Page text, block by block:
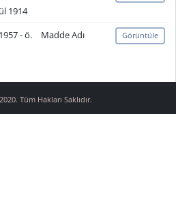
1914
- ö.
Madde Adı Görüntüle
Tüm Hakları Saklıdır.